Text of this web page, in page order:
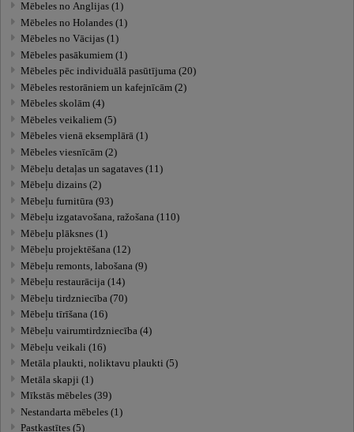
Mēbeles no Anglijas (1)
Mēbeles no Holandes (1)
Mēbeles no Vācijas (1)
Mēbeles pasākumiem (1)
Mēbeles pēc individuālā pasūtījuma (20)
Mēbeles restorāniem un kafejnīcām (2)
Mēbeles skolām (4)
Mēbeles veikaliem (5)
Mēbeles vienā eksemplārā (1)
Mēbeles viesnīcām (2)
Mēbeļu detaļas un sagataves (11)
Mēbeļu dizains (2)
Mēbeļu furnitūra (93)
Mēbeļu izgatavošana, ražošana (110)
Mēbeļu plāksnes (1)
Mēbeļu projektēšana (12)
Mēbeļu remonts, labošana (9)
Mēbeļu restaurācija (14)
Mēbeļu tirdzniecība (70)
Mēbeļu tīrīšana (16)
Mēbeļu vairumtirdzniecība (4)
Mēbeļu veikali (16)
Metāla plaukti, noliktavu plaukti (5)
Metāla skapji (1)
Mīkstās mēbeles (39)
Nestandarta mēbeles (1)
Pastkastītes (5)